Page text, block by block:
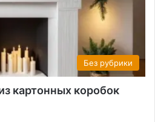
Без рубрики
картонных коробок